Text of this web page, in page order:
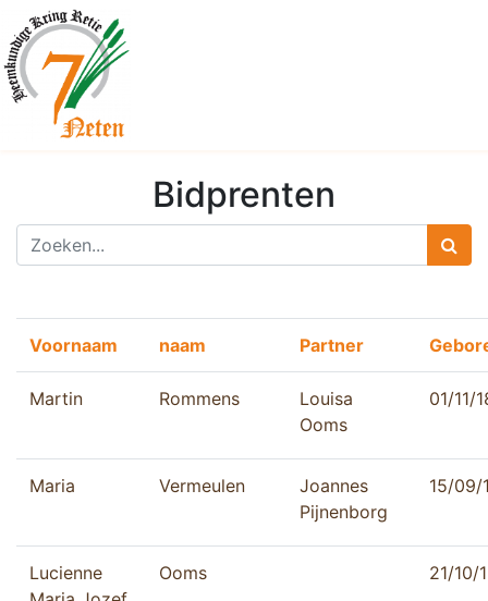
Bidprenten
Voornaam naam Partner
Martin Rommens
Louisa
Ooms
01/11/
Maria Vermeulen
Joannes
Pijnenborg
15/09/
Lucienne
Ooms 21/10/